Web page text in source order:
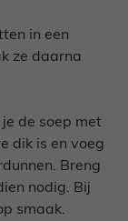
in een
ze daarna
de soep met
dik is en voeg
Breng
nodig. Bij
smaak.